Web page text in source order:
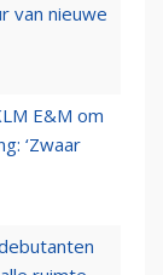
van nieuwe
E&M om
‘Zwaar